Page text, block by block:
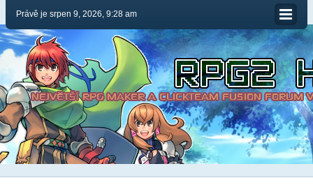
Právě je srpen 9, 2026, 9:28 am